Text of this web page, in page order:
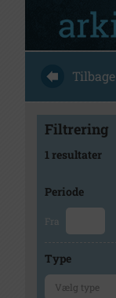
Tilbage
Filtrering
1 resultater
Periode
Fra
Type